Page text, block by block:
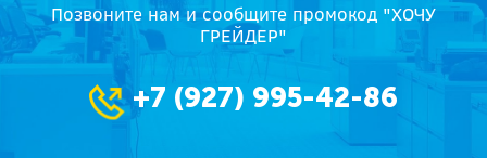
Позвоните нам и сообщите промокод "ХОЧУ
ГРЕЙДЕР"
+7 (927) 995-42-86